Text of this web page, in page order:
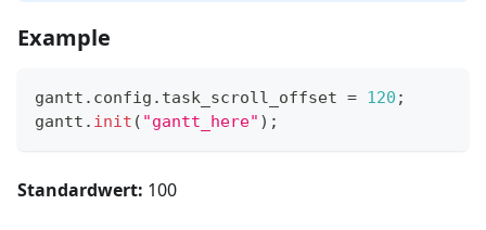
Example
gantt . config . task_scroll_offset = 120 ;
gantt . init ( "gantt_here" ) ;
Standardwert: 100